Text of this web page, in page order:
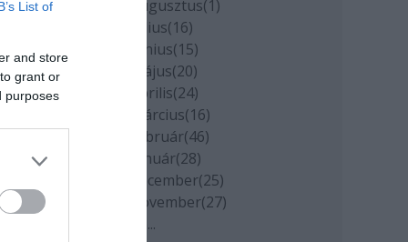
List of
and store
grant or
purposes
2020 augusztus(1)
2020 július(16)
2020 június(15)
2020 május(20)
2020 április(24)
2020 március(16)
2020 február(46)
2020 január(28)
2019 december(25)
2019 november(27)
...